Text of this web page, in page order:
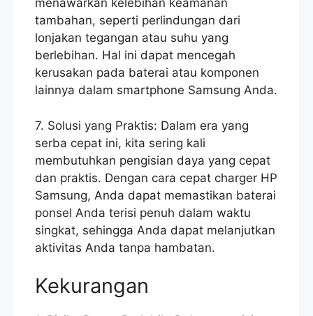
menawarkan kelebihan keamanan
tambahan, seperti perlindungan dari
lonjakan tegangan atau suhu yang
berlebihan. Hal ini dapat mencegah
kerusakan pada baterai atau komponen
lainnya dalam smartphone Samsung Anda.
7. Solusi yang Praktis: Dalam era yang
serba cepat ini, kita sering kali
membutuhkan pengisian daya yang cepat
dan praktis. Dengan cara cepat charger HP
Samsung, Anda dapat memastikan baterai
ponsel Anda terisi penuh dalam waktu
singkat, sehingga Anda dapat melanjutkan
aktivitas Anda tanpa hambatan.
Kekurangan